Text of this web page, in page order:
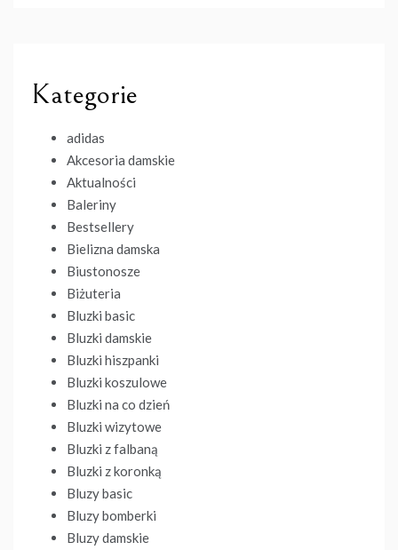
Kategorie
adidas
Akcesoria damskie
Aktualności
Baleriny
Bestsellery
Bielizna damska
Biustonosze
Biżuteria
Bluzki basic
Bluzki damskie
Bluzki hiszpanki
Bluzki koszulowe
Bluzki na co dzień
Bluzki wizytowe
Bluzki z falbaną
Bluzki z koronką
Bluzy basic
Bluzy bomberki
Bluzy damskie